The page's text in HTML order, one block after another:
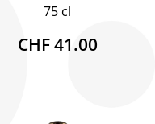
75 cl
CHF 41.00